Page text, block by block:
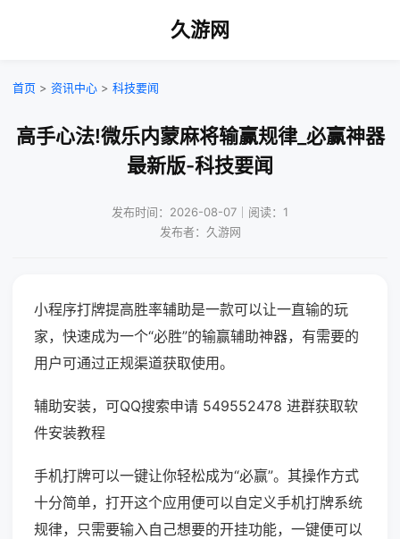
久游网
首页 > 资讯中心 > 科技要闻
高手心法!微乐内蒙麻将输赢规律_必赢神器
最新版-科技要闻
发布时间：2026-08-07｜阅读：1
发布者：久游网
小程序打牌提高胜率辅助是一款可以让一直输的玩
家，快速成为一个“必胜”的输赢辅助神器，有需要的
用户可通过正规渠道获取使用。
辅助安装，可QQ搜索申请 549552478 进群获取软
件安装教程
手机打牌可以一键让你轻松成为“必赢”。其操作方式
十分简单，打开这个应用便可以自定义手机打牌系统
规律，只需要输入自己想要的开挂功能，一键便可以